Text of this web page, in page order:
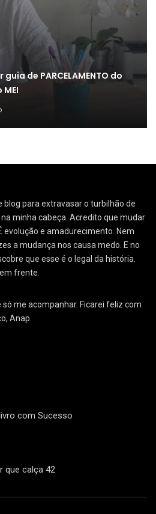
de PARCELAMENTO do
blog para extravasar o turbilhão de
minha cabeça. Acredito que mudar
e amadurecimento. Nem
a mudança nos causa medo. E no
que esse é o legal da história.
frente.
me acompanhar. Ficarei feliz com
Anap.
com Sucesso
que calça 42